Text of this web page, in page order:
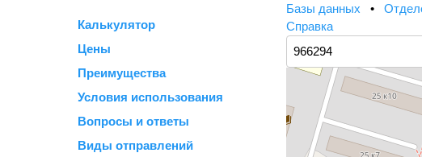
Калькулятор
Цены
Преимущества
Условия использования
Вопросы и ответы
Виды отправлений
Базы данных •
Справка